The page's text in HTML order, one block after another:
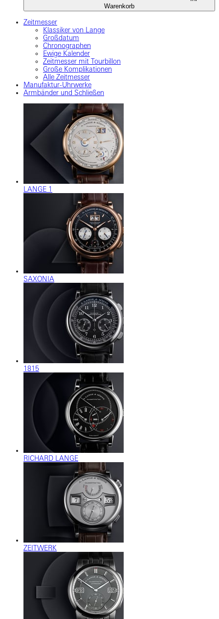
Warenkorb
Zeitmesser
Klassiker von Lange
Großdatum
Chronographen
Ewige Kalender
Zeitmesser mit Tourbillon
Große Komplikationen
Alle Zeitmesser
Manufaktur-Uhrwerke
Armbänder und Schließen
LANGE 1
SAXONIA
1815
RICHARD LANGE
ZEITWERK